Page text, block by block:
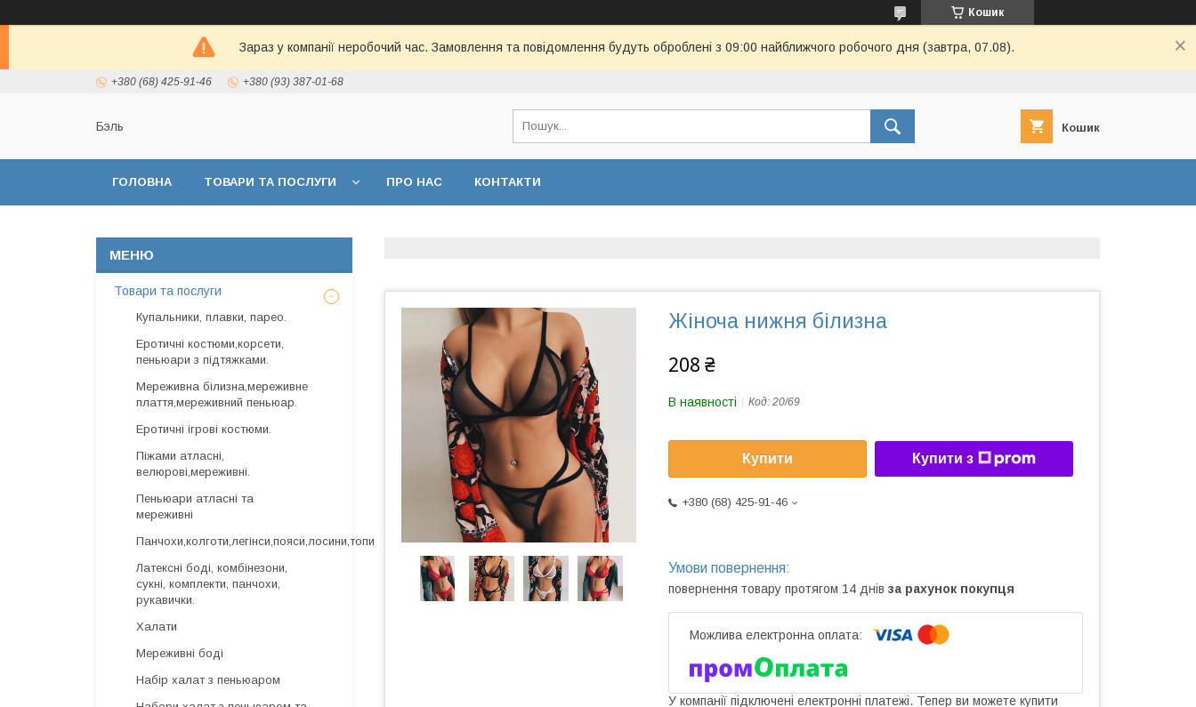
Кошик
Зараз у компанії неробочий час. Замовлення та повідомлення будуть оброблені з 09:00 найближчого робочого дня (завтра, 07.08).
+380 (68) 425-91-46 +380 (93) 387-01-68
Бэль Кошик
ГОЛОВНА ТОВАРИ ТА ПОСЛУГИ ПРО НАС КОНТАКТИ
Жіноча нижня білизна
208 ₴
В наявності Код: 20/69
Купити Купити з
+380 (68) 425-91-46
повернення товару протягом 14 днів за рахунок покупця
У компанії підключені електронні платежі. Тепер ви можете купити
Товари та послуги
Купальники, плавки, парео.
Еротичні костюми,корсети,
пеньюари з підтяжками.
Мереживна білизна,мереживне
плаття,мереживний пеньюар.
Еротичні ігрові костюми.
Піжами атласні,
велюрові,мереживні.
Пеньюари атласні та
мереживні
Панчохи,колготи,легінси,пояси,лосини,топи
Латексні боді, комбінезони,
сукні, комплекти, панчохи,
рукавички.
Халати
Мереживні боді
Набір халат з пеньюаром